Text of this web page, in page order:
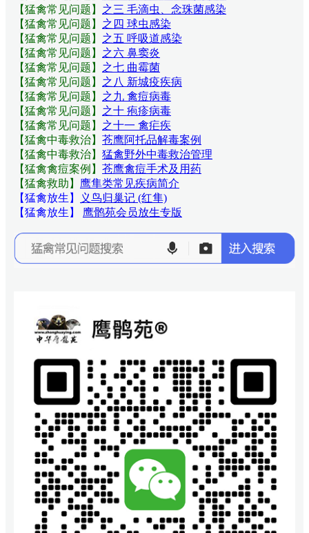
【猛禽常见问题 】 之三 毛滴虫、念珠菌感染
【猛禽常见问题 】 之四 球虫感染
【猛禽常见问题 】 之五 呼吸道感染
【猛禽常见问题 】 之六 鼻窦炎
【猛禽常见问题 】 之七 曲霉菌
【猛禽常见问题 】 之八 新城疫疾病
【猛禽常见问题 】 之九 禽痘病毒
【猛禽常见问题 】 之十 疱疹病毒
【猛禽常见问题 】 之十一 禽疟疾
【猛禽中毒救治】 苍鹰阿托品解毒案例
【猛禽中毒救治】 猛禽野外中毒救治管理
【猛禽禽痘案例】 苍鹰禽痘手术及用药
【猛禽救助】 鹰隼类常见疾病简介
【猛禽放生】
义鸟归巢记 (红隼)
【猛禽放生】
鹰鹘苑会员放生专版